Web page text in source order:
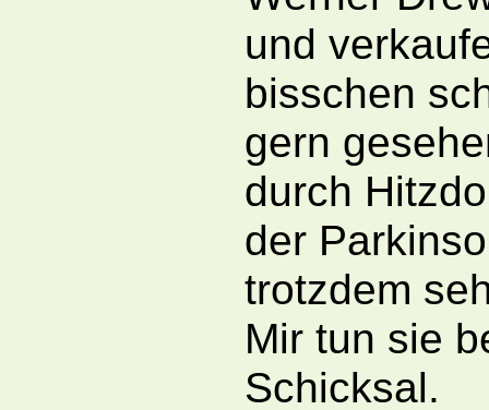
und
bisschen
gern
durch
der
trotzdem
Mir tun sie
Schicksal.